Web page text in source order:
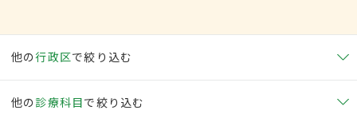
他の行政区で絞り込む
他の 診療科目で絞り込む